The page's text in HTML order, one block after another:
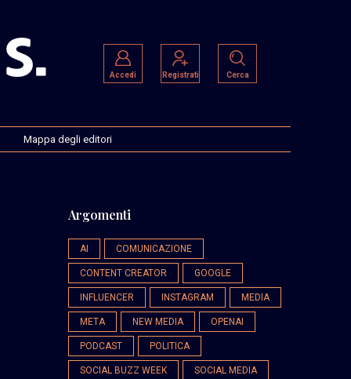
Accedi Registrati Cerca
Mappa degli editori
Argomenti
AI COMUNICAZIONE
CONTENT CREATOR GOOGLE
INFLUENCER INSTAGRAM MEDIA
META NEW MEDIA OPENAI
PODCAST POLITICA
SOCIAL BUZZ WEEK SOCIAL MEDIA